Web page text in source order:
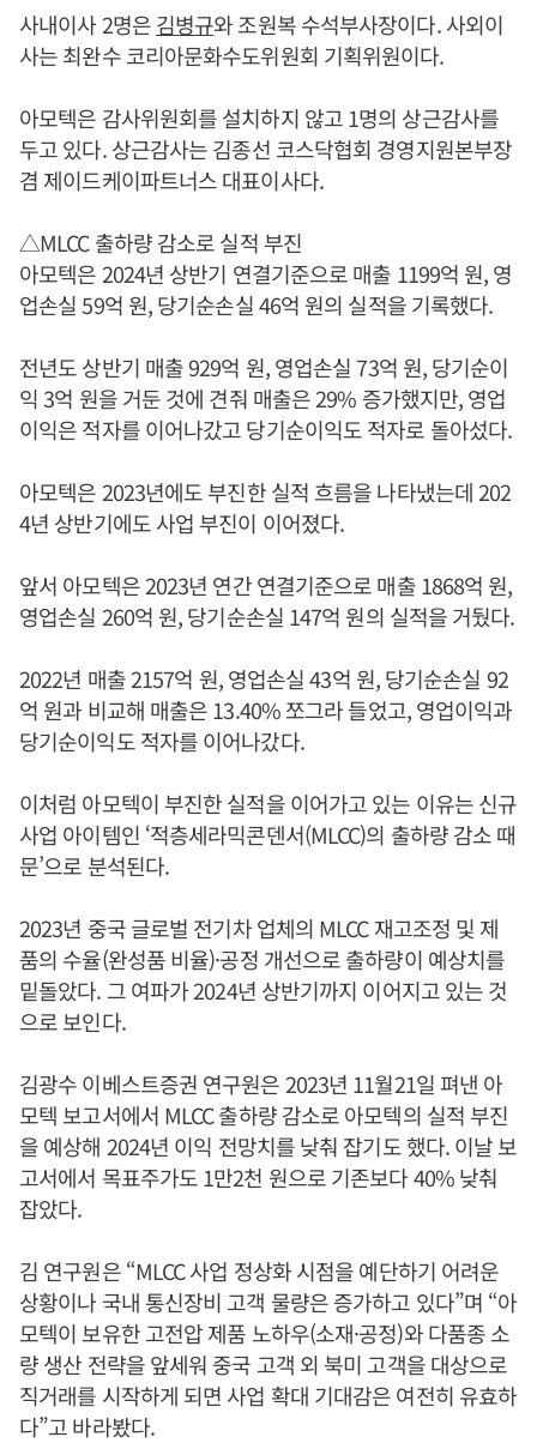
사내이사 2명은김병규와 조원복 수석부사장이다. 사외이
사는 최완수 코리아문화수도위원회 기획위원이다.
아모텍은 감사위원회를 설치하지 않고 1명의 상근감사를
두고 있다. 상근감사는 김종선 코스닥협회 경영지원본부장
겸 제이드케이파트너스 대표이사다.
△MLCC 출하량 감소로 실적 부진
아모텍은 2024년 상반기 연결기준으로 매출 1199억 원, 영
업손실 59억 원, 당기순손실 46억 원의 실적을 기록했다.
전년도 상반기 매출 929억 원, 영업손실 73억 원, 당기순이
익 3억 원을 거둔 것에 견줘 매출은 29% 증가했지만, 영업
이익은 적자를 이어나갔고 당기순이익도 적자로 돌아섰다.
아모텍은 2023년에도 부진한 실적 흐름을 나타냈는데 202
4년 상반기에도 사업 부진이 이어졌다.
앞서 아모텍은 2023년 연간 연결기준으로 매출 1868억 원,
영업손실 260억 원, 당기순손실 147억 원의 실적을 거뒀다.
2022년 매출 2157억 원, 영업손실 43억 원, 당기순손실 92
억 원과 비교해 매출은 13.40% 쪼그라 들었고, 영업이익과
당기순이익도 적자를 이어나갔다.
이처럼 아모텍이 부진한 실적을 이어가고 있는 이유는 신규
사업 아이템인 ‘적층세라믹콘덴서(MLCC)의 출하량 감소 때
문’으로 분석된다.
2023년 중국 글로벌 전기차 업체의 MLCC 재고조정 및 제
품의 수율(완성품 비율)·공정 개선으로 출하량이 예상치를
밑돌았다. 그 여파가 2024년 상반기까지 이어지고 있는 것
으로 보인다.
김광수 이베스트증권 연구원은 2023년 11월21일 펴낸 아
모텍 보고서에서 MLCC 출하량 감소로 아모텍의 실적 부진
을 예상해 2024년 이익 전망치를 낮춰 잡기도 했다. 이날 보
고서에서 목표주가도 1만2천 원으로 기존보다 40% 낮춰
잡았다.
김 연구원은 “MLCC 사업 정상화 시점을 예단하기 어려운
상황이나 국내 통신장비 고객 물량은 증가하고 있다”며 “아
모텍이 보유한 고전압 제품 노하우(소재·공정)와 다품종 소
량 생산 전략을 앞세워 중국 고객 외 북미 고객을 대상으로
직거래를 시작하게 되면 사업 확대 기대감은 여전히 유효하
다”고 바라봤다.